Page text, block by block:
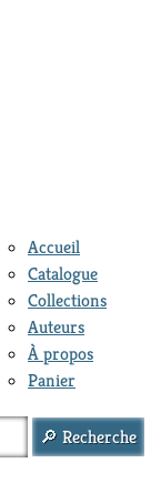
Accueil
Catalogue
Collections
Auteurs
À propos
Panier